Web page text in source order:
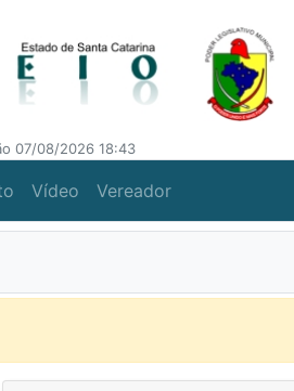
07/08/2026 18:43
Vídeo Vereador